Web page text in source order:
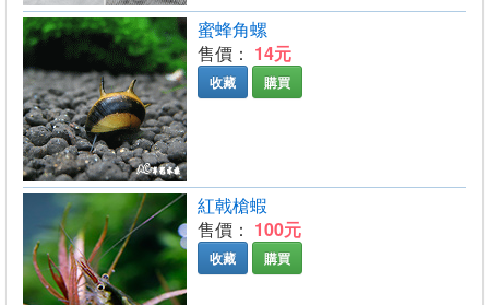
蜜蜂角螺
售價： 14元
收藏 購買
紅戟槍蝦
售價： 100元
收藏 購買